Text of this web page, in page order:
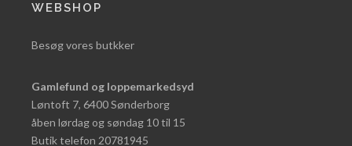
WEBSHOP
Besøg vores butkker
Gamlefund og loppemarkedsyd
Løntoft 7, 6400 Sønderborg
åben lørdag og søndag 10 til 15
Butik telefon 20781945